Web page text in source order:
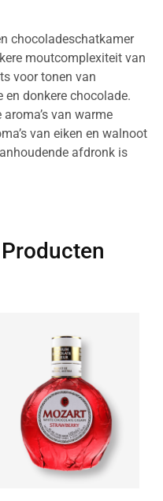
chocoladeschatkamer
moutcomplexiteit van
voor tonen van
donkere chocolade.
van warme
van eiken en walnoot
afdronk is